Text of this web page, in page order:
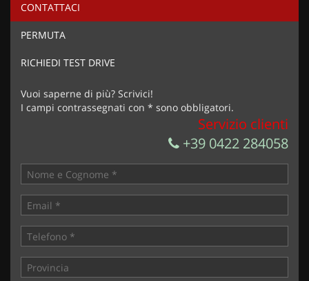
CONTATTACI
PERMUTA
RICHIEDI TEST DRIVE
Vuoi saperne di più? Scrivici!
I campi contrassegnati con * sono obbligatori.
Servizio clienti
+39 0422 284058